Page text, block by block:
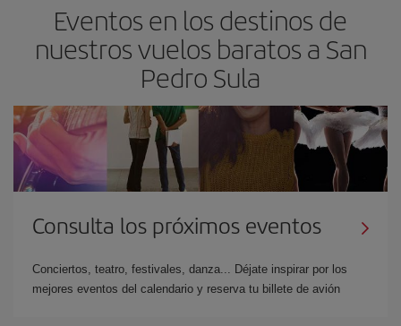
Eventos en los destinos de
nuestros vuelos baratos a San
Pedro Sula
Consulta los próximos eventos
Conciertos, teatro, festivales, danza... Déjate inspirar por los
mejores eventos del calendario y reserva tu billete de avión